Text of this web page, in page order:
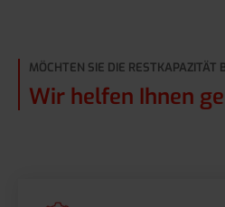
MÖCHTEN SIE DIE RESTKAPAZITÄT
Wir helfen Ihnen